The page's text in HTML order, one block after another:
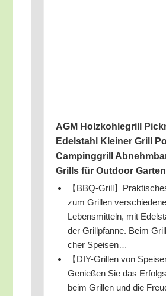
AGM Holz­koh­le­grill
Edel­stahl Klei­ner Grill
Cam­ping­grill
Grills für Out­door
【BBQ-Grill】
zum Gril­len
Lebens­mit­teln, mit
der Grill­pfan­ne. Beim
cher Speisen…
【DIY-Gril­len von
Genießen Sie das
beim Gril­len und die